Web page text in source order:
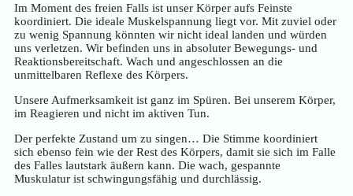
Im Moment des freien Falls ist unser Körper aufs Feinste
koordiniert. Die ideale Muskelspannung liegt vor. Mit zuviel oder
zu wenig Spannung könnten wir nicht ideal landen und würden
uns verletzen. Wir befinden uns in absoluter Bewegungs- und
Reaktionsbereitschaft. Wach und angeschlossen an die
unmittelbaren Reflexe des Körpers.
Unsere Aufmerksamkeit ist ganz im Spüren. Bei unserem Körper,
im Reagieren und nicht im aktiven Tun.
Der perfekte Zustand um zu singen… Die Stimme koordiniert
sich ebenso fein wie der Rest des Körpers, damit sie sich im Falle
des Falles lautstark äußern kann. Die wach, gespannte
Muskulatur ist schwingungsfähig und durchlässig.